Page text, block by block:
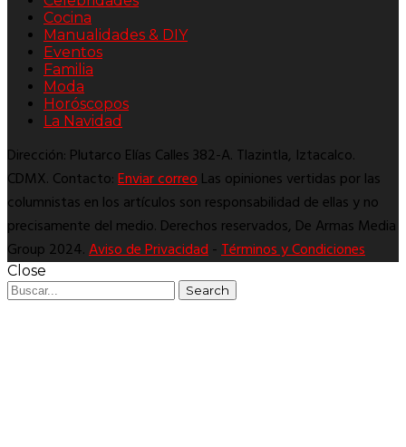
Cocina
Manualidades & DIY
Eventos
Familia
Moda
Horóscopos
La Navidad
Dirección: Plutarco Elías Calles 382-A. Tlazintla, Iztacalco.
CDMX. Contacto:Enviar correoLas opiniones vertidas por las
columnistas en los artículos son responsabilidad de ellas y no
precisamente del medio. Derechos reservados, De Armas Media
Group 2024.Aviso de Privacidad-Términos y Condiciones
Close